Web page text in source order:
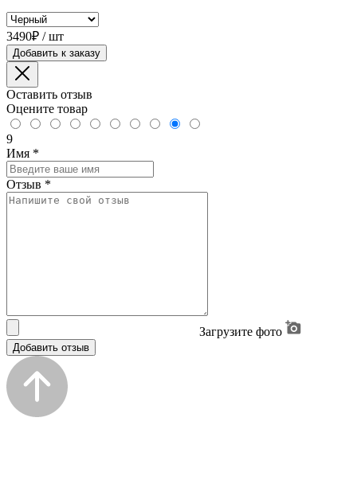
3490₽ / шт
Добавить к заказу
Оставить отзыв
Оцените товар
9
Имя *
Отзыв *
Загрузите фото
Добавить отзыв